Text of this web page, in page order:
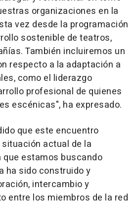
organizaciones en la
vez desde la programación
sostenible de teatros,
También incluiremos un
respecto a la adaptación a
como el liderazgo
profesional de quienes
escénicas", ha expresado.
que este encuentro
actual de la
que estamos buscando
ha sido construido y
intercambio y
entre los miembros de la red